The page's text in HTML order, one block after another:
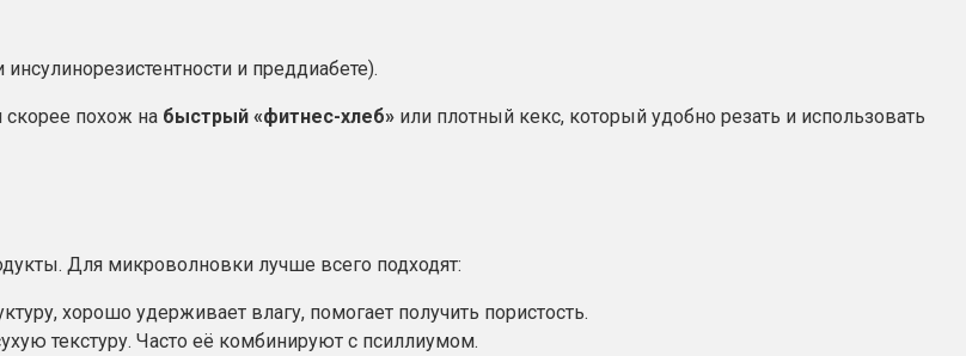
и преддиабете).
скорее похож на быстрый «фитнес-хлеб» или плотный кекс, который удобно резать и использовать
Для микроволновки лучше всего подходят:
хорошо удерживает влагу, помогает получить пористость.
текстуру. Часто её комбинируют с псиллиумом.